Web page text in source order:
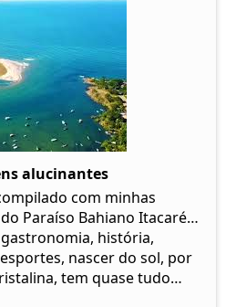
alucinantes
com minhas
Paraíso Bahiano Itacaré…
história,
nascer do sol, por
tem quase tudo…